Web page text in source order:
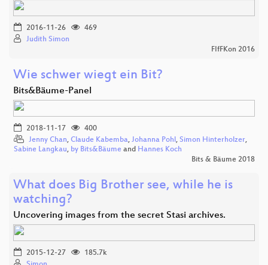
2016-11-26
469
Judith Simon
FIfFKon 2016
Wie schwer wiegt ein Bit?
Bits&Bäume-Panel
2018-11-17
400
Jenny Chan, Claude Kabemba, Johanna Pohl, Simon Hinterholzer,
Sabine Langkau, by Bits&Bäume and Hannes Koch
Bits & Bäume 2018
What does Big Brother see, while he is
watching?
Uncovering images from the secret Stasi archives.
2015-12-27
185.7k